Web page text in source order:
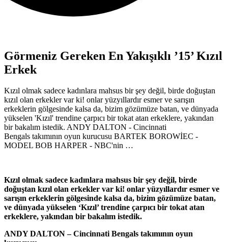
Görmeniz Gereken En Yakışıklı ’15’ Kızıl
Erkek
Kızıl olmak sadece kadınlara mahsus bir şey değil, birde doğuştan
kızıl olan erkekler var ki! onlar yüzyıllardır esmer ve sarışın
erkeklerin gölgesinde kalsa da, bizim gözümüze batan, ve dünyada
yükselen 'Kızıl' trendine çarpıcı bir tokat atan erkeklere, yakından
bir bakalım istedik. ANDY DALTON - Cincinnati
Bengals takımının oyun kurucusu BARTEK BOROWİEC -
MODEL BOB HARPER - NBC'nin …
Kızıl olmak sadece kadınlara mahsus bir şey değil, birde
doğuştan kızıl olan erkekler var ki! onlar yüzyıllardır esmer ve
sarışın erkeklerin gölgesinde kalsa da, bizim gözümüze batan,
ve dünyada yükselen ‘Kızıl’ trendine çarpıcı bir tokat atan
erkeklere, yakından bir bakalım istedik.
ANDY DALTON – Cincinnati Bengals takımının oyun